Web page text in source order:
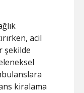
acil
şekilde
kiralama